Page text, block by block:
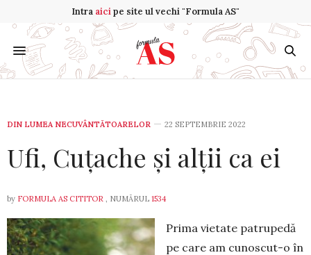
Intra aicipe site ul vechi "Formula AS"
DIN LUMEA NECUVÂNTĂTOARELOR 22 SEPTEMBRIE 2022
Ufi, Cuțache și alții ca ei
by FORMULA AS CITITOR , NUMĂRUL 1534
Prima vietate patrupedă
pe care am cunoscut-o în